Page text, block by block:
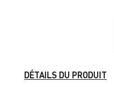
DÉTAILS DU PRODUIT